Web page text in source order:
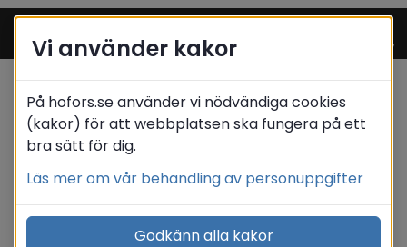
Meny
Start
Translate
Vi använder kakor
På hofors.se använder vi nödvändiga cookies
(kakor) för att webbplatsen ska fungera på ett
bra sätt för dig.
Läs mer om vår behandling av personuppgifter
Godkänn alla kakor